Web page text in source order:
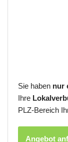
Sie haben nur
Ihre
PLZ-Bereich
Angebot